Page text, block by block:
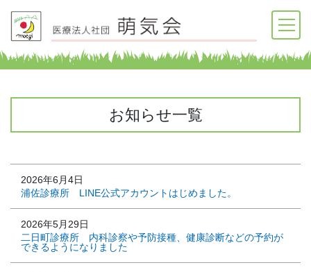
お知らせ一覧
2026年6月4日
浦佐診療所 LINE公式アカウントはじめました。
2026年5月29日
二日町診療所 内科診察や予防接種、健康診断などの予約が
できるようになりました